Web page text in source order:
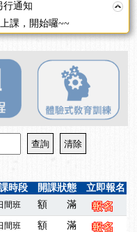
行通知
課，開始囉~~
通知
通知
官網看看吧！
管」安全衛生教育訓練之結
時段 開課狀態 立即報名
間班 額 滿
間班 額 滿